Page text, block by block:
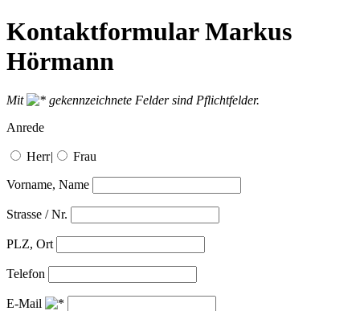
Kontaktformular Markus
Hörmann
Mit
gekennzeichnete Felder sind Pflichtfelder.
Anrede
Herr| Frau
Vorname, Name
Strasse / Nr.
PLZ, Ort
Telefon
E-Mail